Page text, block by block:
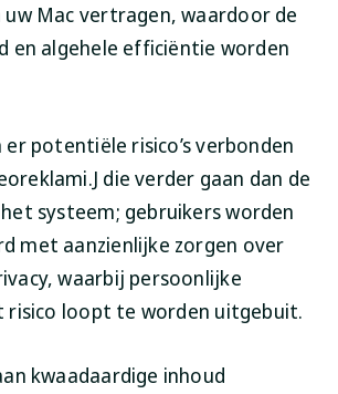
Mac vertragen, waardoor de
en algehele efficiëntie worden
er potentiële risico’s verbonden
die verder gaan dan de
systeem; gebruikers worden
met aanzienlijke zorgen over
waarbij persoonlijke
loopt te worden uitgebuit.
kwaadaardige inhoud